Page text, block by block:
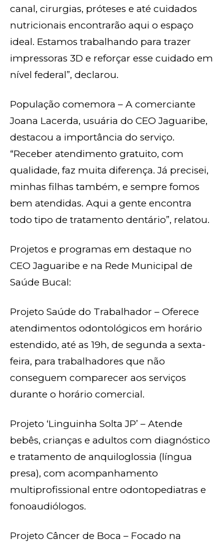
canal, cirurgias, próteses e até cuidados
nutricionais encontrarão aqui o espaço
ideal. Estamos trabalhando para trazer
impressoras 3D e reforçar esse cuidado em
nível federal”, declarou.
População comemora – A comerciante
Joana Lacerda, usuária do CEO Jaguaribe,
destacou a importância do serviço.
“Receber atendimento gratuito, com
qualidade, faz muita diferença. Já precisei,
minhas filhas também, e sempre fomos
bem atendidas. Aqui a gente encontra
todo tipo de tratamento dentário”, relatou.
Projetos e programas em destaque no
CEO Jaguaribe e na Rede Municipal de
Saúde Bucal:
Projeto Saúde do Trabalhador – Oferece
atendimentos odontológicos em horário
estendido, até as 19h, de segunda a sexta-
feira, para trabalhadores que não
conseguem comparecer aos serviços
durante o horário comercial.
Projeto ‘Linguinha Solta JP’ – Atende
bebês, crianças e adultos com diagnóstico
e tratamento de anquiloglossia (língua
presa), com acompanhamento
multiprofissional entre odontopediatras e
fonoaudiólogos.
Projeto Câncer de Boca – Focado na